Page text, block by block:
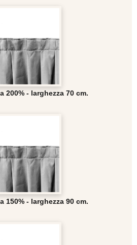
200% - larghezza 70 cm.
150% - larghezza 90 cm.